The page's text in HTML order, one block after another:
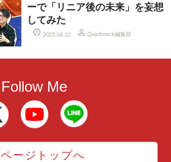
ーで「リニア後の未来」を妄想
してみた
2023.04.22 QuizKnock編集部
Follow Me
ページトップへ